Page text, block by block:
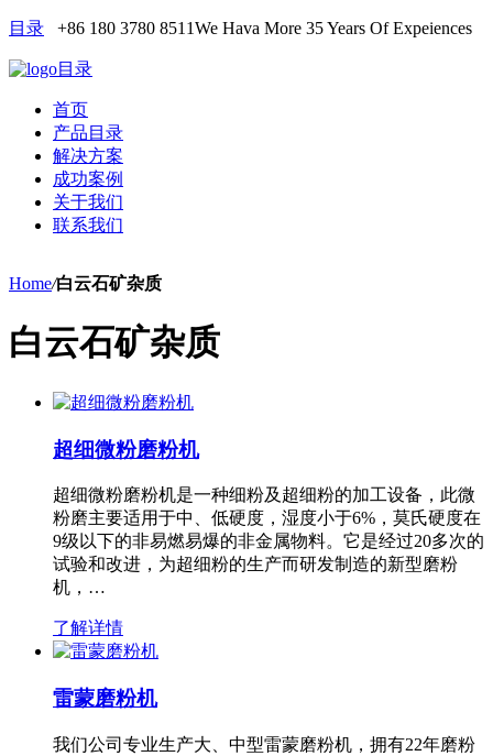
目录 +86 180 3780 8511We Hava More 35 Years Of Expeiences
目录
首页
产品目录
解决方案
成功案例
关于我们
联系我们
Home/白云石矿杂质
白云石矿杂质
超细微粉磨粉机
超细微粉磨粉机是一种细粉及超细粉的加工设备，此微
粉磨主要适用于中、低硬度，湿度小于6%，莫氏硬度在
9级以下的非易燃易爆的非金属物料。它是经过20多次的
试验和改进，为超细粉的生产而研发制造的新型磨粉
机，…
了解详情
雷蒙磨粉机
我们公司专业生产大、中型雷蒙磨粉机，拥有22年磨粉